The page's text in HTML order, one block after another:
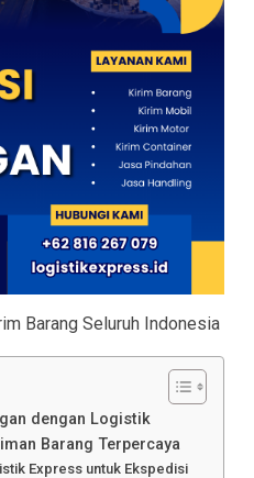
Barang Seluruh Indonesia
dengan Logistik
Barang Terpercaya
Express untuk Ekspedisi